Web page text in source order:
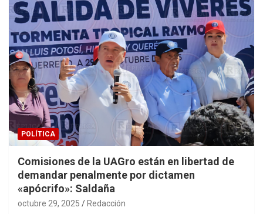
POLÍTICA
Comisiones de la UAGro están en libertad de
demandar penalmente por dictamen
«apócrifo»: Saldaña
octubre 29, 2025 Redacción